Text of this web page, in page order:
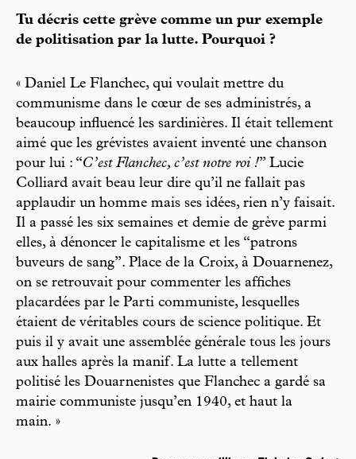
Tu décris cette grève comme un pur exemple
de politisation par la lutte. Pourquoi ?
« Daniel Le Flanchec, qui voulait mettre du
communisme dans le cœur de ses administrés, a
beaucoup influencé les sardinières. Il était tellement
aimé que les grévistes avaient inventé une chanson
pour lui : “C’est Flanchec, c’est notre roi !” Lucie
Colliard avait beau leur dire qu’il ne fallait pas
applaudir un homme mais ses idées, rien n’y faisait.
Il a passé les six semaines et demie de grève parmi
elles, à dénoncer le capitalisme et les “patrons
buveurs de sang”. Place de la Croix, à Douarnenez,
on se retrouvait pour commenter les affiches
placardées par le Parti communiste, lesquelles
étaient de véritables cours de science politique. Et
puis il y avait une assemblée générale tous les jours
aux halles après la manif. La lutte a tellement
politisé les Douarnenistes que Flanchec a gardé sa
mairie communiste jusqu’en 1940, et haut la
main. »